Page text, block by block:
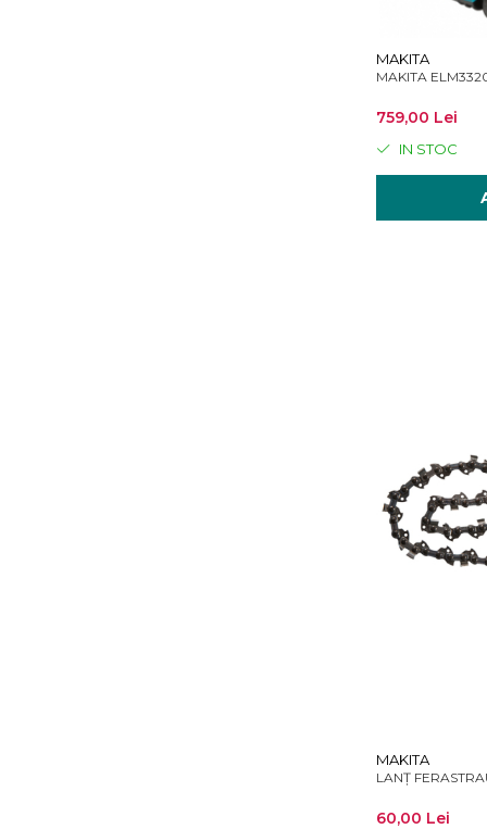
MAKITA
MAKITA
759,00 Lei
IN STOC
MAKITA
LANȚ
60,00 Lei